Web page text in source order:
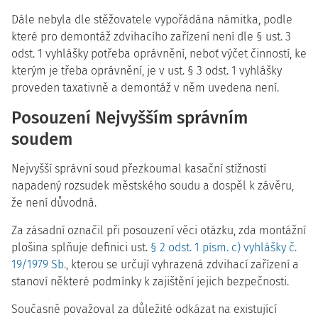
Dále nebyla dle stěžovatele vypořádána námitka, podle
které pro demontáž zdvihacího zařízení není dle § ust. 3
odst. 1 vyhlášky potřeba oprávnění, neboť výčet činností, ke
kterým je třeba oprávnění, je v ust. § 3 odst. 1 vyhlášky
proveden taxativně a demontáž v něm uvedena není.
Posouzení Nejvyšším správním
soudem
Nejvyšší správní soud přezkoumal kasační stížností
napadený rozsudek městského soudu a dospěl k závěru,
že není důvodná.
Za zásadní označil při posouzení věci otázku, zda montážní
plošina splňuje definici ust. § 2 odst. 1 písm. c) vyhlášky č.
19/1979 Sb., kterou se určují vyhrazená zdvihací zařízení a
stanoví některé podmínky k zajištění jejich bezpečnosti.
Současně považoval za důležité odkázat na existující